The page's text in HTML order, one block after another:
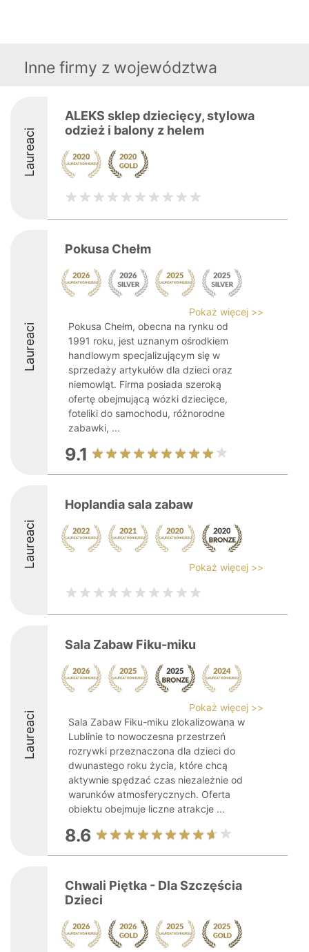
Inne firmy z województwa
Laureaci
ALEKS sklep dziecięcy, stylowa
odzież i balony z helem
Laureaci
Pokusa Chełm
Pokaż więcej >>
Pokusa Chełm, obecna na rynku od
1991 roku, jest uznanym ośrodkiem
handlowym specjalizującym się w
sprzedaży artykułów dla dzieci oraz
niemowląt. Firma posiada szeroką
ofertę obejmującą wózki dziecięce,
foteliki do samochodu, różnorodne
zabawki, ...
9.1
Laureaci
Hoplandia sala zabaw
Pokaż więcej >>
Laureaci
Sala Zabaw Fiku-miku
Pokaż więcej >>
Sala Zabaw Fiku-miku zlokalizowana w
Lublinie to nowoczesna przestrzeń
rozrywki przeznaczona dla dzieci do
dwunastego roku życia, które chcą
aktywnie spędzać czas niezależnie od
warunków atmosferycznych. Oferta
obiektu obejmuje liczne atrakcje ...
8.6
Chwali Piętka - Dla Szczęścia
Dzieci